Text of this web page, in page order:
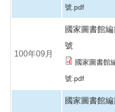
號.pdf
100年09月
國家圖書館
號
國家圖書館
號.pdf
國家圖書館